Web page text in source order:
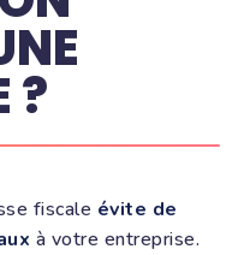
?
fiscale évite de
à votre entreprise.